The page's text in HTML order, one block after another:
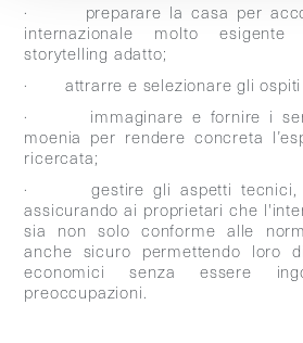
· preparare la casa per
internazionale molto esigente
storytelling adatto;
· attrarre e selezionare gli ospiti
· immaginare e fornire i
moenia per rendere concreta
ricercata;
· gestire gli aspetti tecnici,
assicurando ai proprietari che
sia non solo conforme alle
anche sicuro permettendo loro
economici senza essere
preoccupazioni.